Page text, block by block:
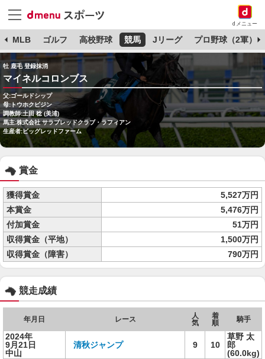
dメニュー
MLB ゴルフ 高校野球 競馬 Jリーグ プロ野球（2軍）
牡 鹿毛 登録抹消
マイネルコロンブス
父:ゴールドシップ
母:トウホクビジン
調教師:土田 稔 (美浦)
馬主:株式会社 サラブレッドクラブ・ラフィアン
生産者:ビッグレッドファーム
賞金
獲得賞金
5,527万円
本賞金
5,476万円
付加賞金
51万円
収得賞金（平地）
1,500万円
収得賞金（障害）
790万円
競走成績
年月日 レース
人
気
着
順
騎手
2024年
9月21日
中山
清秋ジャンプ 9 10
草野 太
郎
(60.0kg)